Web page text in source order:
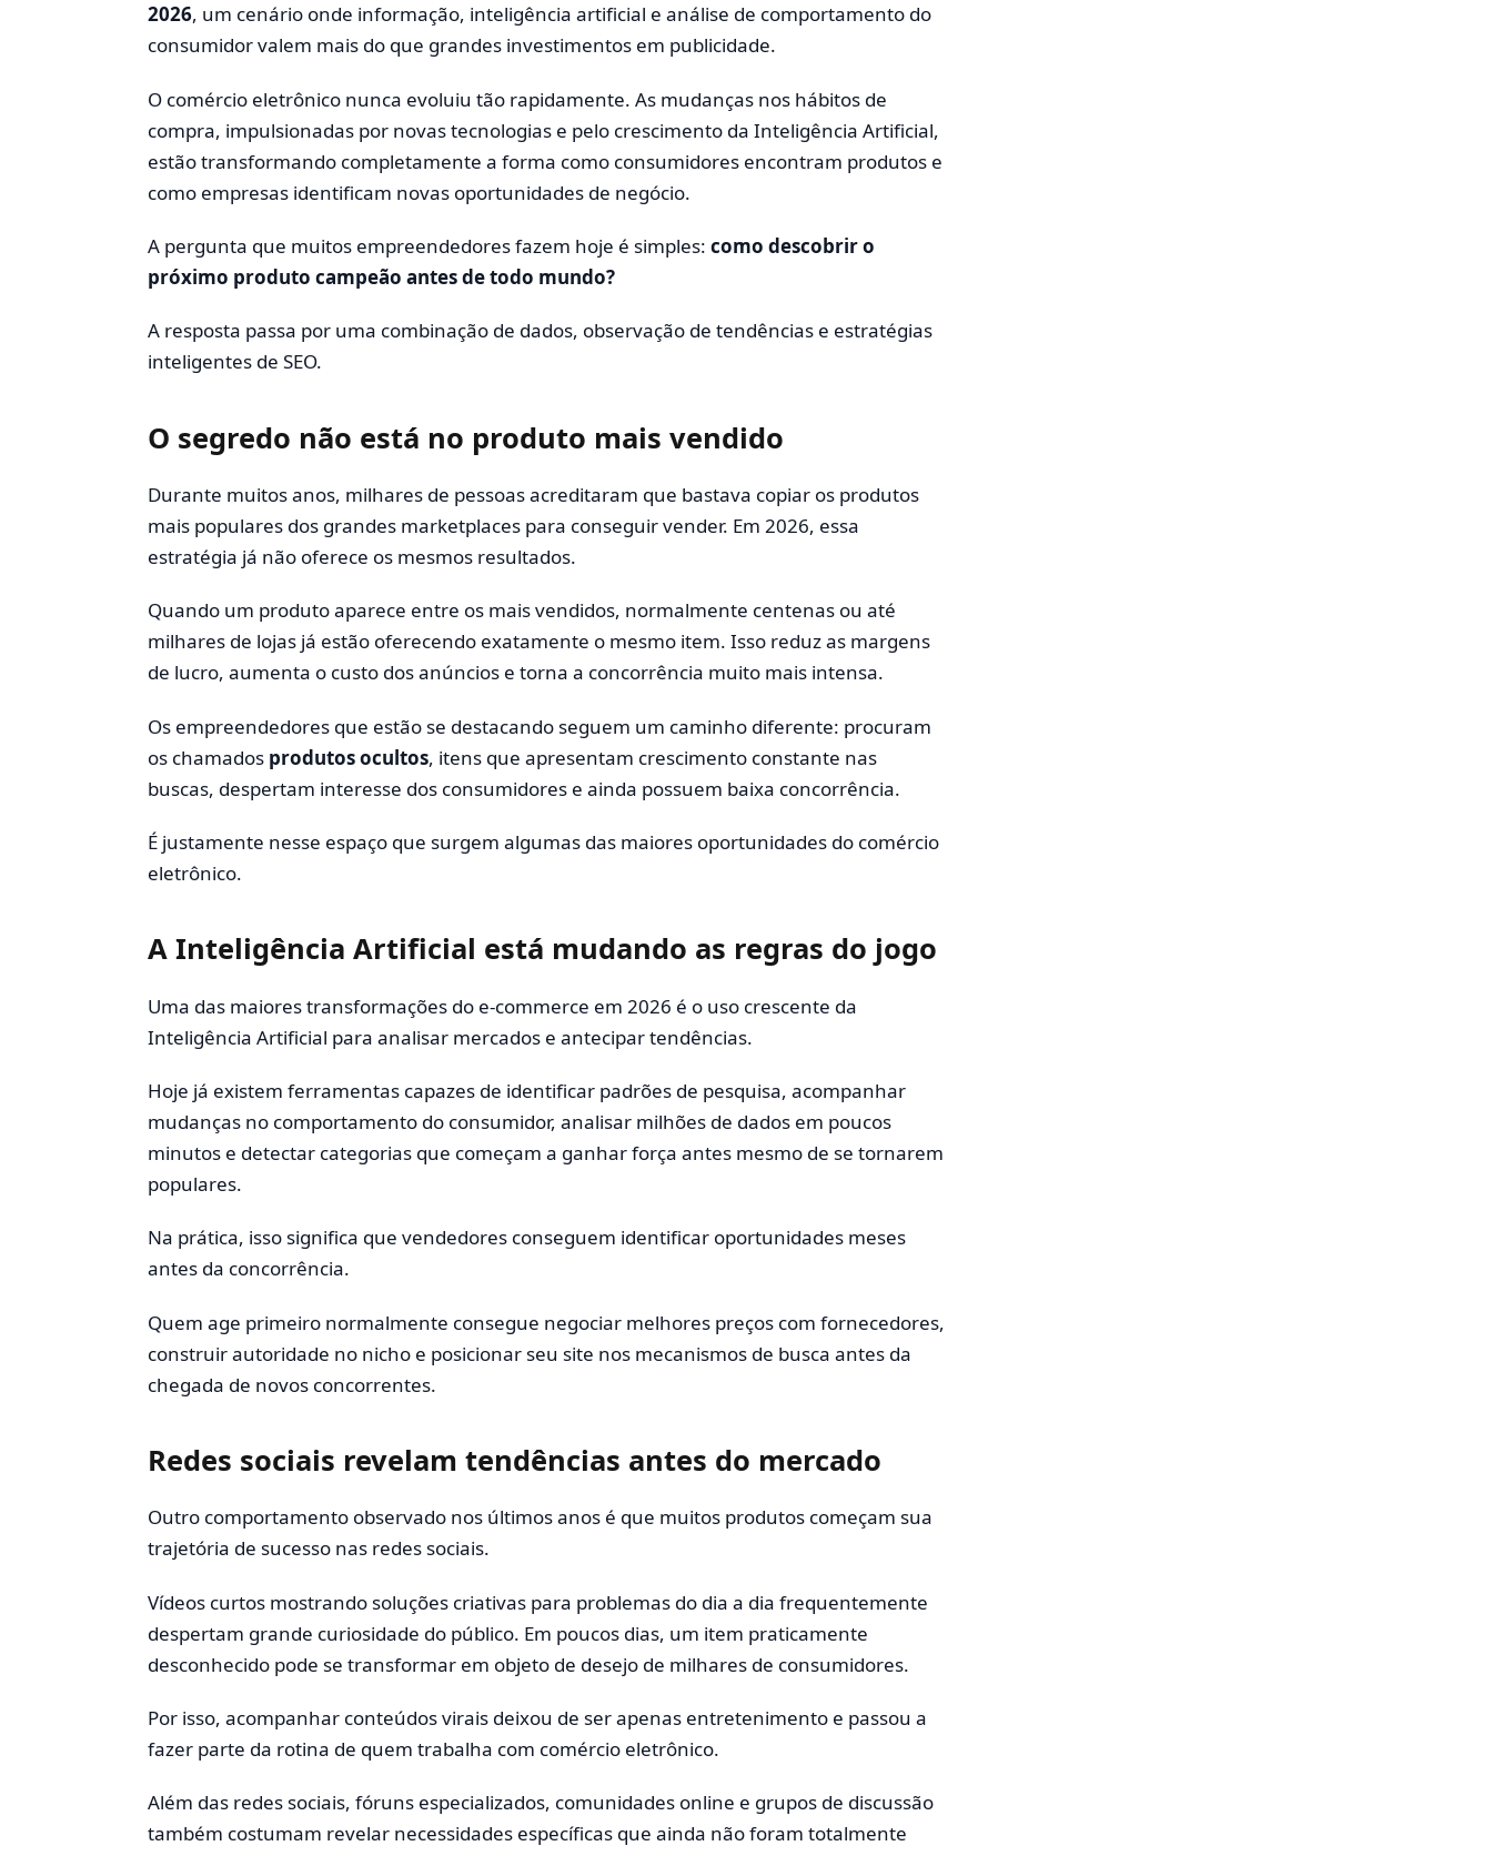
2026, um cenário onde informação, inteligência artificial e análise de comportamento do
consumidor valem mais do que grandes investimentos em publicidade.
O comércio eletrônico nunca evoluiu tão rapidamente. As mudanças nos hábitos de
compra, impulsionadas por novas tecnologias e pelo crescimento da Inteligência Artificial,
estão transformando completamente a forma como consumidores encontram produtos e
como empresas identificam novas oportunidades de negócio.
A pergunta que muitos empreendedores fazem hoje é simples: como descobrir o
próximo produto campeão antes de todo mundo?
A resposta passa por uma combinação de dados, observação de tendências e estratégias
inteligentes de SEO.
O segredo não está no produto mais vendido
Durante muitos anos, milhares de pessoas acreditaram que bastava copiar os produtos
mais populares dos grandes marketplaces para conseguir vender. Em 2026, essa
estratégia já não oferece os mesmos resultados.
Quando um produto aparece entre os mais vendidos, normalmente centenas ou até
milhares de lojas já estão oferecendo exatamente o mesmo item. Isso reduz as margens
de lucro, aumenta o custo dos anúncios e torna a concorrência muito mais intensa.
Os empreendedores que estão se destacando seguem um caminho diferente: procuram
os chamados produtos ocultos, itens que apresentam crescimento constante nas
buscas, despertam interesse dos consumidores e ainda possuem baixa concorrência.
É justamente nesse espaço que surgem algumas das maiores oportunidades do comércio
eletrônico.
A Inteligência Artificial está mudando as regras do jogo
Uma das maiores transformações do e-commerce em 2026 é o uso crescente da
Inteligência Artificial para analisar mercados e antecipar tendências.
Hoje já existem ferramentas capazes de identificar padrões de pesquisa, acompanhar
mudanças no comportamento do consumidor, analisar milhões de dados em poucos
minutos e detectar categorias que começam a ganhar força antes mesmo de se tornarem
populares.
Na prática, isso significa que vendedores conseguem identificar oportunidades meses
antes da concorrência.
Quem age primeiro normalmente consegue negociar melhores preços com fornecedores,
construir autoridade no nicho e posicionar seu site nos mecanismos de busca antes da
chegada de novos concorrentes.
Redes sociais revelam tendências antes do mercado
Outro comportamento observado nos últimos anos é que muitos produtos começam sua
trajetória de sucesso nas redes sociais.
Vídeos curtos mostrando soluções criativas para problemas do dia a dia frequentemente
despertam grande curiosidade do público. Em poucos dias, um item praticamente
desconhecido pode se transformar em objeto de desejo de milhares de consumidores.
Por isso, acompanhar conteúdos virais deixou de ser apenas entretenimento e passou a
fazer parte da rotina de quem trabalha com comércio eletrônico.
Além das redes sociais, fóruns especializados, comunidades online e grupos de discussão
também costumam revelar necessidades específicas que ainda não foram totalmente